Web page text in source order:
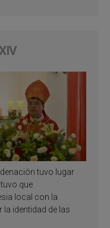
tuvo lugar
que
local con la
identidad de las